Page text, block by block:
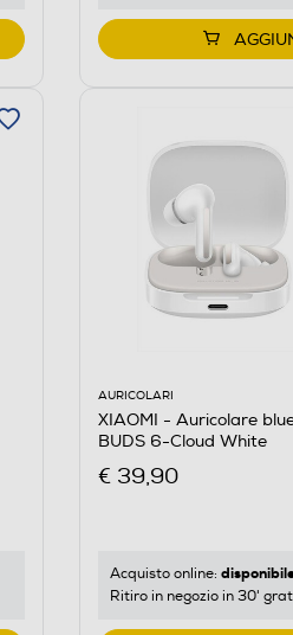
AURICOLARI
XIAOMI - Auricolare
BUDS 6-Cloud White
€ 39,90
Acquisto online:
Ritiro in negozio in 30'